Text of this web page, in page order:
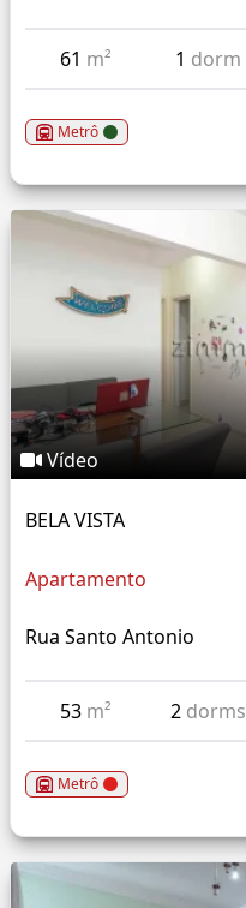
61 m² 1 dorm
Metrô
Vídeo
BELA VISTA
Apartamento
Rua Santo Antonio
53 m² 2 dorms
Metrô